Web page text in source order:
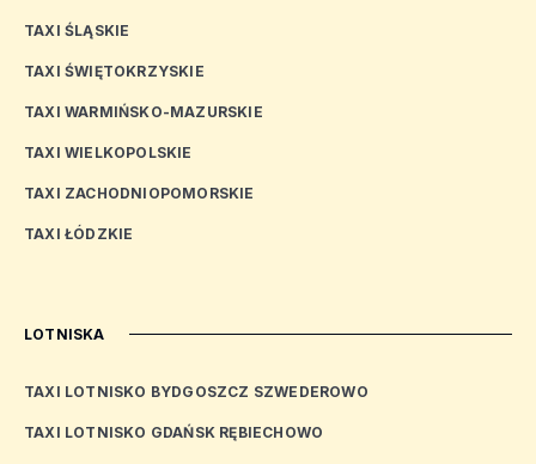
TAXI ŚLĄSKIE
TAXI ŚWIĘTOKRZYSKIE
TAXI WARMIŃSKO-MAZURSKIE
TAXI WIELKOPOLSKIE
TAXI ZACHODNIOPOMORSKIE
TAXI ŁÓDZKIE
LOTNISKA
TAXI LOTNISKO BYDGOSZCZ SZWEDEROWO
TAXI LOTNISKO GDAŃSK RĘBIECHOWO